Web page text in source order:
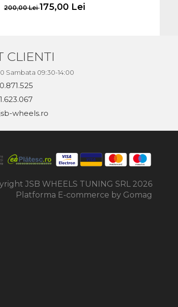
200,00 Lei175,00 Lei
CLIENTI
Sambata 09:30-14:00
wheels.ro
JSB WHEELS TUNING SRL 2026
Platforma E-commerce by Gomag